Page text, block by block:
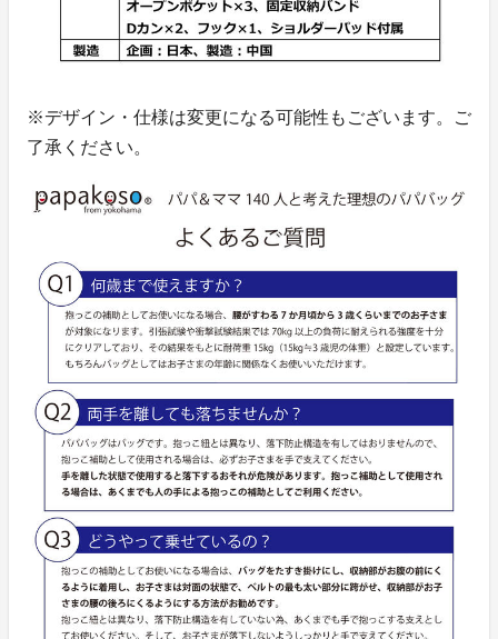
※デザイン・仕様は変更になる可能性もございます。ご
了承ください。